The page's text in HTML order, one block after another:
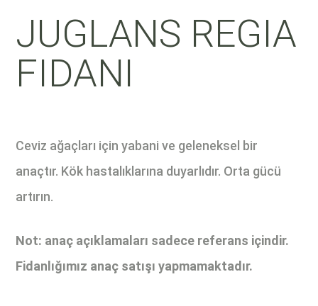
JUGLANS REGIA
FIDANI
Ceviz ağaçları için yabani ve geleneksel bir
anaçtır. Kök hastalıklarına duyarlıdır. Orta gücü
artırın.
Not: anaç açıklamaları sadece referans içindir.
Fidanlığımız anaç satışı yapmamaktadır.